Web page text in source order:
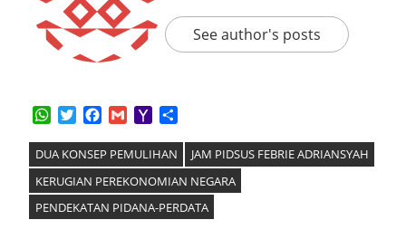
See author's posts
WhatsApp
TwitterFacebook
GmailYahoo
DUA KONSEP PEMULIHAN
JAM PIDSUS FEBRIE ADRIANSYAH
KERUGIAN PEREKONOMIAN NEGARA
PENDEKATAN PIDANA-PERDATA